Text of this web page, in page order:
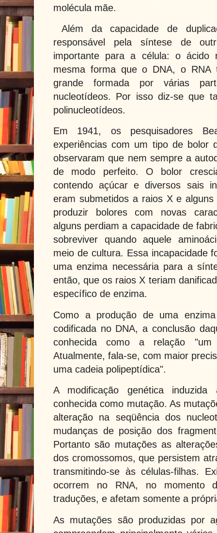
molécula mãe.
Além da capacidade de
responsável pela síntese de
importante para a célula: o ácido
mesma forma que o DNA, o RNA
grande formada por várias
nucleotídeos. Por isso diz-se que
polinucleotídeos.
Em 1941, os pesquisadores
experiências com um tipo de bolor
observaram que nem sempre a
de modo perfeito. O bolor
contendo açúcar e diversos sais
eram submetidos a raios X e
produzir bolores com novas
alguns perdiam a capacidade de
sobreviver quando aquele
meio de cultura. Essa incapacidade
uma enzima necessária para a
então, que os raios X teriam
específico de enzima.
Como a produção de uma
codificada no DNA, a conclusão
conhecida como a relação
Atualmente, fala-se, com maior
uma cadeia polipeptídica".
A modificação genética
conhecida como mutação. As
alteração na seqüência dos
mudanças de posição dos
Portanto são mutações as
dos cromossomos, que persistem
transmitindo-se às células-filhas.
ocorrem no RNA, no momento
traduções, e afetam somente a
As mutações são produzidas por